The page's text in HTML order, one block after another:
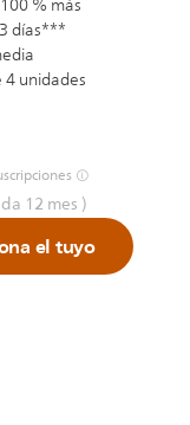
días***
unidades
12 mes )
el tuyo